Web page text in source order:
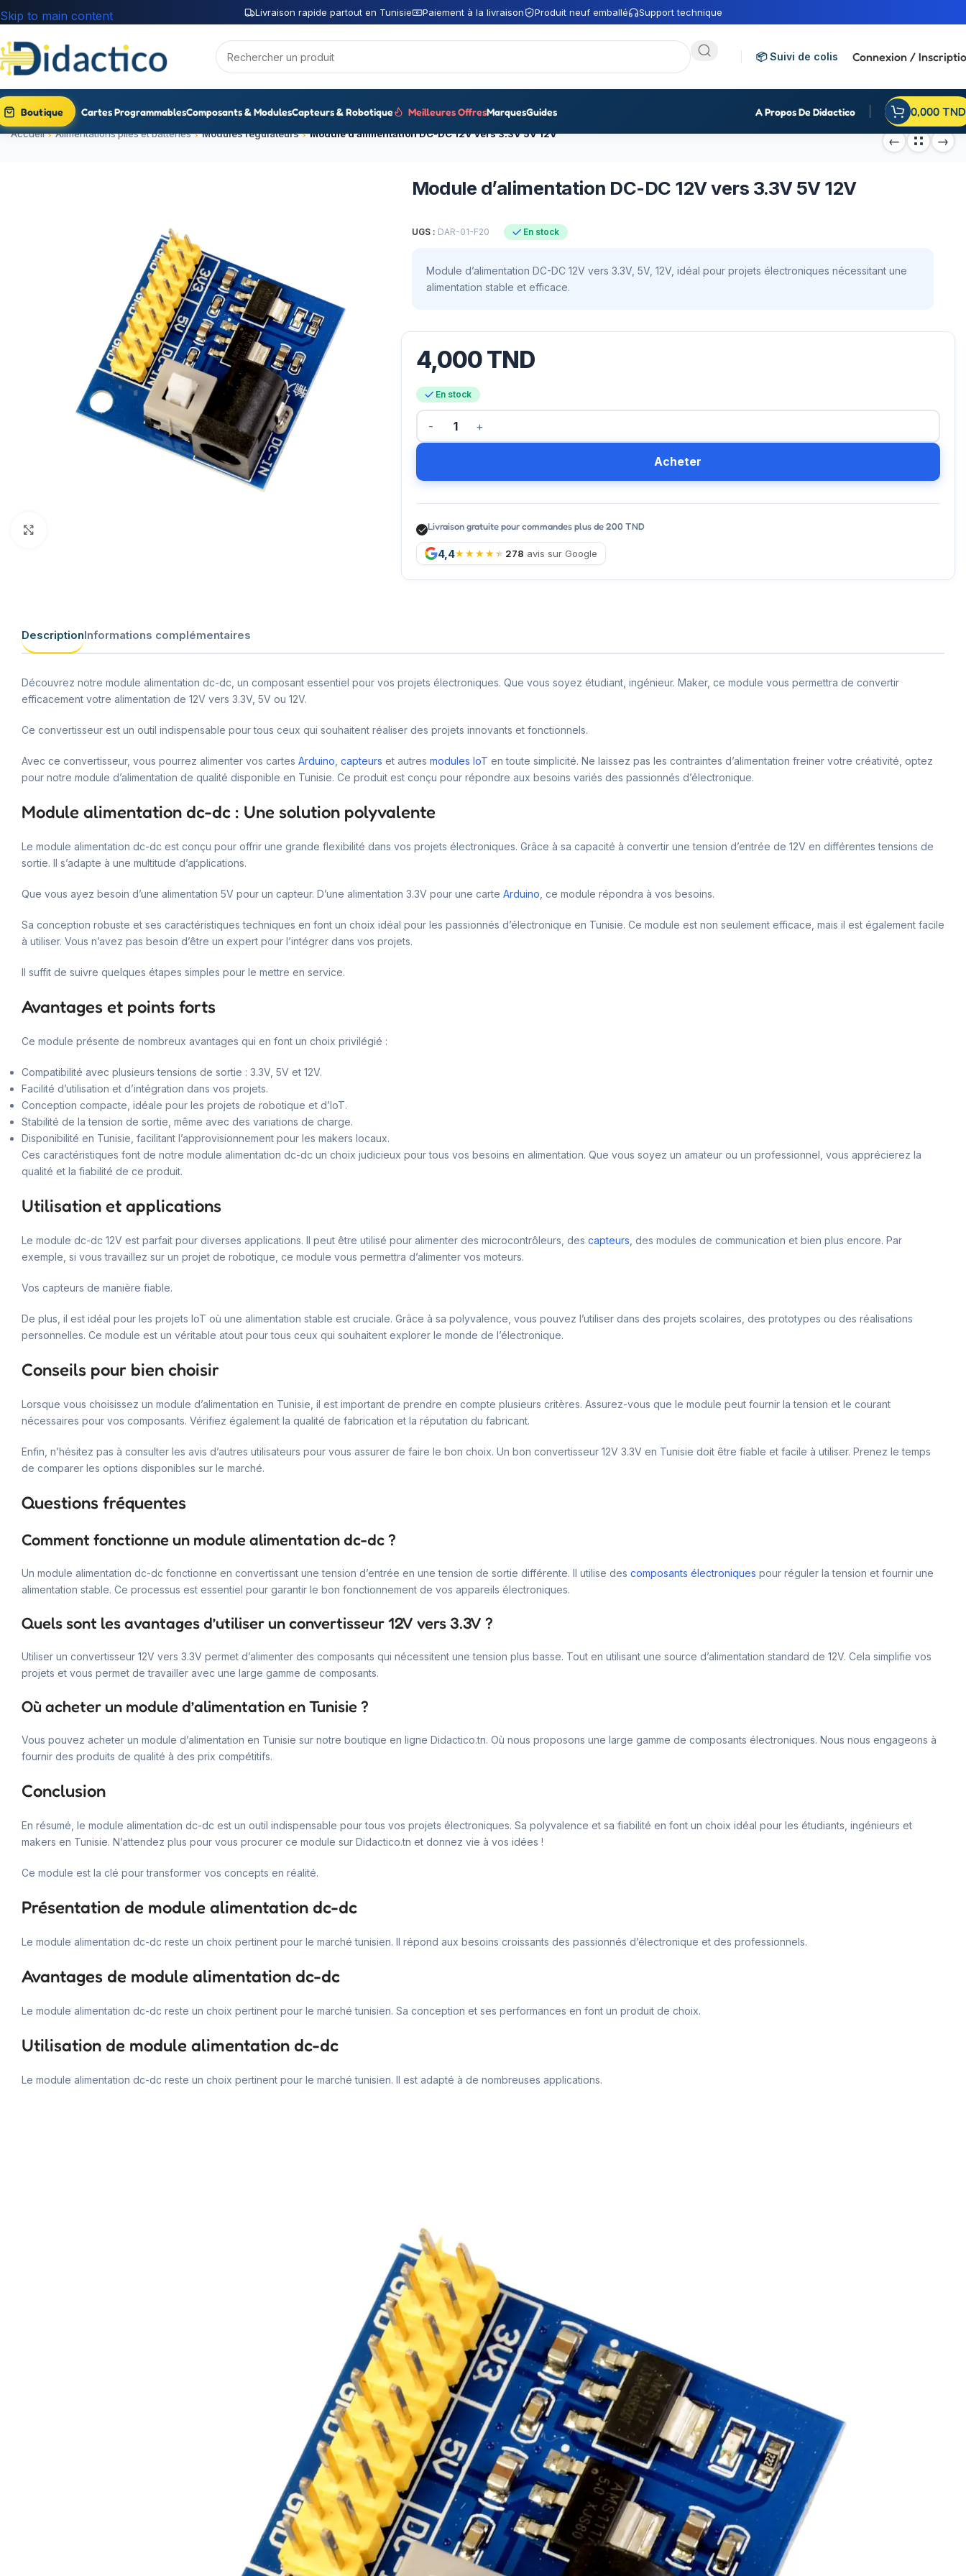
Livraison rapide partout en Tunisie Paiement à la livraison Produit neuf emballé Support technique
Skip to main content
📦 Suivi de colis Connexion /
Boutique Cartes ProgrammablesComposants & ModulesCapteurs & Robotique Meilleures OffresMarquesGuides A Propos De Didactico 0,000 TND
Accueil Alimentations piles et batteries Modules régulateurs Module d’alimentation DC-DC 12V vers 3.3V 5V 12V
Module d’alimentation DC-DC 12V vers 3.3V 5V 12V
UGS : DAR-01-F20 En stock
Module d’alimentation DC-DC 12V vers 3.3V, 5V, 12V, idéal pour projets électroniques nécessitant une
alimentation stable et efficace.
4,000TND
En stock
Acheter
Livraison gratuite pour commandes plus de 200 TND
4,4 278 avis sur Google
DescriptionInformations complémentaires
Découvrez notre module alimentation dc-dc, un composant essentiel pour vos projets électroniques. Que vous soyez étudiant, ingénieur. Maker, ce module vous permettra de convertir
efficacement votre alimentation de 12V vers 3.3V, 5V ou 12V.
Ce convertisseur est un outil indispensable pour tous ceux qui souhaitent réaliser des projets innovants et fonctionnels.
Avec ce convertisseur, vous pourrez alimenter vos cartes Arduino capteurs et autres modules IoT en toute simplicité. Ne laissez pas les contraintes d’alimentation freiner votre créativité, optez
pour notre module d’alimentation de qualité disponible en Tunisie. Ce produit est conçu pour répondre aux besoins variés des passionnés d’électronique.
Module alimentation dc-dc : Une solution polyvalente
Le module alimentation dc-dc est conçu pour offrir une grande flexibilité dans vos projets électroniques. Grâce à sa capacité à convertir une tension d’entrée de 12V en différentes tensions de
sortie. Il s’adapte à une multitude d’applications.
Que vous ayez besoin d’une alimentation 5V pour un capteur. D’une alimentation 3.3V pour une carte Arduino , ce module répondra à vos besoins.
Sa conception robuste et ses caractéristiques techniques en font un choix idéal pour les passionnés d’électronique en Tunisie. Ce module est non seulement efficace, mais il est également facile
à utiliser. Vous n’avez pas besoin d’être un expert pour l’intégrer dans vos projets.
Il suffit de suivre quelques étapes simples pour le mettre en service.
Avantages et points forts
Ce module présente de nombreux avantages qui en font un choix privilégié :
Compatibilité avec plusieurs tensions de sortie : 3.3V, 5V et 12V.
Facilité d’utilisation et d’intégration dans vos projets.
Conception compacte, idéale pour les projets de robotique et d’IoT.
Stabilité de la tension de sortie, même avec des variations de charge.
Disponibilité en Tunisie, facilitant l’approvisionnement pour les makers locaux.
Ces caractéristiques font de notre module alimentation dc-dc un choix judicieux pour tous vos besoins en alimentation. Que vous soyez un amateur ou un professionnel, vous apprécierez la
qualité et la fiabilité de ce produit.
Utilisation et applications
Le module dc-dc 12V est parfait pour diverses applications. Il peut être utilisé pour alimenter des microcontrôleurs, des capteurs , des modules de communication et bien plus encore. Par
exemple, si vous travaillez sur un projet de robotique, ce module vous permettra d’alimenter vos moteurs.
Vos capteurs de manière fiable.
De plus, il est idéal pour les projets IoT où une alimentation stable est cruciale. Grâce à sa polyvalence, vous pouvez l’utiliser dans des projets scolaires, des prototypes ou des réalisations
personnelles. Ce module est un véritable atout pour tous ceux qui souhaitent explorer le monde de l’électronique.
Conseils pour bien choisir
Lorsque vous choisissez un module d’alimentation en Tunisie, il est important de prendre en compte plusieurs critères. Assurez-vous que le module peut fournir la tension et le courant
nécessaires pour vos composants. Vérifiez également la qualité de fabrication et la réputation du fabricant.
Enfin, n’hésitez pas à consulter les avis d’autres utilisateurs pour vous assurer de faire le bon choix. Un bon convertisseur 12V 3.3V en Tunisie doit être fiable et facile à utiliser. Prenez le temps
de comparer les options disponibles sur le marché.
Questions fréquentes
Comment fonctionne un module alimentation dc-dc ?
Un module alimentation dc-dc fonctionne en convertissant une tension d’entrée en une tension de sortie différente. Il utilise des composants électroniques pour réguler la tension et fournir une
alimentation stable. Ce processus est essentiel pour garantir le bon fonctionnement de vos appareils électroniques.
Quels sont les avantages d’utiliser un convertisseur 12V vers 3.3V ?
Utiliser un convertisseur 12V vers 3.3V permet d’alimenter des composants qui nécessitent une tension plus basse. Tout en utilisant une source d’alimentation standard de 12V. Cela simplifie vos
projets et vous permet de travailler avec une large gamme de composants.
Où acheter un module d’alimentation en Tunisie ?
Vous pouvez acheter un module d’alimentation en Tunisie sur notre boutique en ligne Didactico.tn. Où nous proposons une large gamme de composants électroniques. Nous nous engageons à
fournir des produits de qualité à des prix compétitifs.
Conclusion
En résumé, le module alimentation dc-dc est un outil indispensable pour tous vos projets électroniques. Sa polyvalence et sa fiabilité en font un choix idéal pour les étudiants, ingénieurs et
makers en Tunisie. N’attendez plus pour vous procurer ce module sur Didactico.tn et donnez vie à vos idées !
Ce module est la clé pour transformer vos concepts en réalité.
Présentation de module alimentation dc-dc
Le module alimentation dc-dc reste un choix pertinent pour le marché tunisien. Il répond aux besoins croissants des passionnés d’électronique et des professionnels.
Avantages de module alimentation dc-dc
Le module alimentation dc-dc reste un choix pertinent pour le marché tunisien. Sa conception et ses performances en font un produit de choix.
Utilisation de module alimentation dc-dc
Le module alimentation dc-dc reste un choix pertinent pour le marché tunisien. Il est adapté à de nombreuses applications.